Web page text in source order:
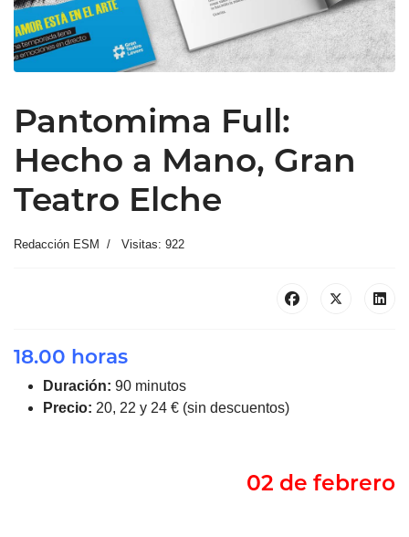
Pantomima Full:
Hecho a Mano, Gran
Teatro Elche
Redacción ESM Visitas: 922
18.00 horas
Duración: 90 minutos
Precio: 20, 22 y 24 € (sin descuentos)
02 de febrero